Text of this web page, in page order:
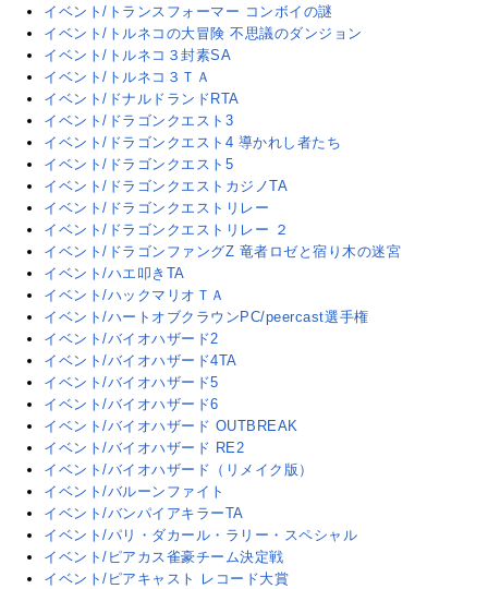
イベント/トランスフォーマー コンボイの謎
イベント/トルネコの大冒険 不思議のダンジョン
イベント/トルネコ３封素SA
イベント/トルネコ３ＴＡ
イベント/ドナルドランドRTA
イベント/ドラゴンクエスト3
イベント/ドラゴンクエスト4 導かれし者たち
イベント/ドラゴンクエスト5
イベント/ドラゴンクエストカジノTA
イベント/ドラゴンクエストリレー
イベント/ドラゴンクエストリレー ２
イベント/ドラゴンファングZ 竜者ロゼと宿り木の迷宮
イベント/ハエ叩きTA
イベント/ハックマリオＴＡ
イベント/ハートオブクラウンPC/peercast選手権
イベント/バイオハザード2
イベント/バイオハザード4TA
イベント/バイオハザード5
イベント/バイオハザード6
イベント/バイオハザード OUTBREAK
イベント/バイオハザード RE2
イベント/バイオハザード（リメイク版）
イベント/バルーンファイト
イベント/バンパイアキラーTA
イベント/パリ・ダカール・ラリー・スペシャル
イベント/ピアカス雀豪チーム決定戦
イベント/ピアキャスト レコード大賞